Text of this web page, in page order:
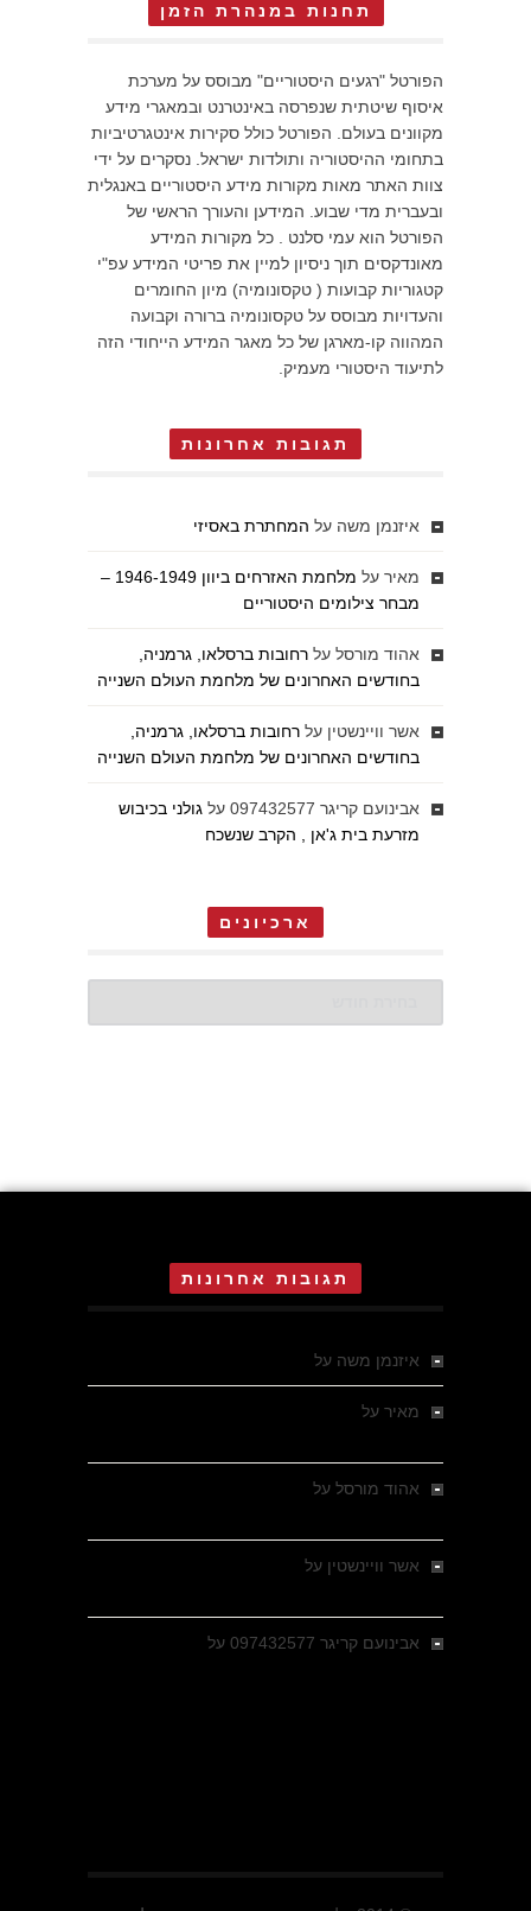
תחנות במנהרת הזמן
הפורטל "רגעים היסטוריים" מבוסס על מערכת
איסוף שיטתית שנפרסה באינטרנט ובמאגרי מידע
מקוונים בעולם. הפורטל כולל סקירות אינטגרטיביות
בתחומי ההיסטוריה ותולדות ישראל. נסקרים על ידי
צוות האתר מאות מקורות מידע היסטוריים באנגלית
ובעברית מדי שבוע. המידען והעורך הראשי של
הפורטל הוא עמי סלנט . כל מקורות המידע
מאונדקסים תוך ניסיון למיין את פריטי המידע עפ"י
קטגוריות קבועות ( טקסונומיה) מיון החומרים
והעדויות מבוסס על טקסונומיה ברורה וקבועה
המהווה קו-מארגן של כל מאגר המידע הייחודי הזה
לתיעוד היסטורי מעמיק.
תגובות אחרונות
איזנמן משה על המחתרת באסיזי
מאיר על
מלחמת האזרחים ביוון 1946-1949 –
מבחר צילומים היסטוריים
אהוד מורסל על רחובות ברסלאו, גרמניה,
בחודשים האחרונים של מלחמת העולם השנייה
אשר וויינשטין על רחובות ברסלאו, גרמניה,
בחודשים האחרונים של מלחמת העולם השנייה
אבינועם קריגר 097432577 על גולני בכיבוש
מזרעת בית ג'אן , הקרב שנשכח
ארכיונים
תגובות אחרונות
איזנמן משה על
מאיר על
אהוד מורסל על
אשר וויינשטין על
אבינועם קריגר 097432577 על